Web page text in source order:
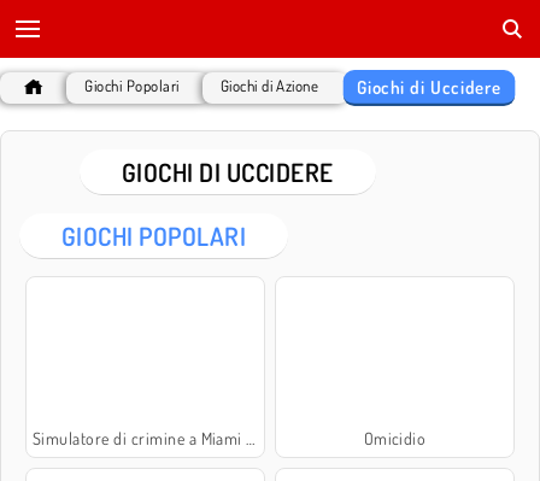
Giochi Popolari Giochi di Azione Giochi di Uccidere
GIOCHI DI UCCIDERE
GIOCHI POPOLARI
Simulatore di crimine a Miami 3D Omicidio